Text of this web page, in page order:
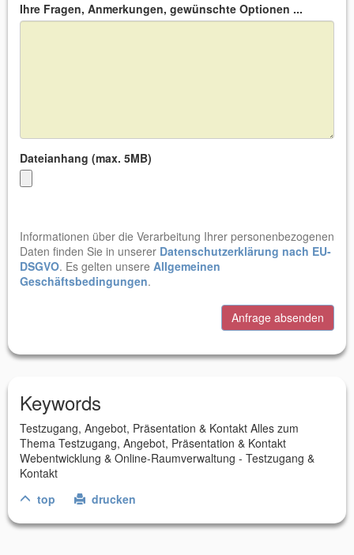
Ihre Fragen, Anmerkungen, gewünschte Optionen ...
Dateianhang (max. 5MB)
Informationen über die Verarbeitung Ihrer personenbezogenen
Daten finden Sie in unserer Datenschutzerklärung nach EU-
DSGVO. Es gelten unsere Allgemeinen
Geschäftsbedingungen.
Anfrage absenden
Keywords
Testzugang, Angebot, Präsentation & Kontakt Alles zum
Thema Testzugang, Angebot, Präsentation & Kontakt
Webentwicklung & Online-Raumverwaltung - Testzugang &
Kontakt
top
drucken